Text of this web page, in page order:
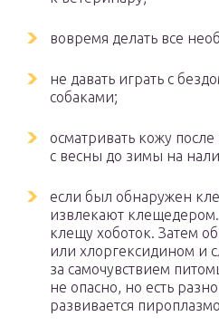
вовремя делать все
не давать играть с
собаками;
осматривать кожу
с весны до зимы на
если был обнаружен
извлекают клещедером.
клещу хоботок. Затем
или хлоргексидином и
за самочувствием
не опасно, но есть
развивается